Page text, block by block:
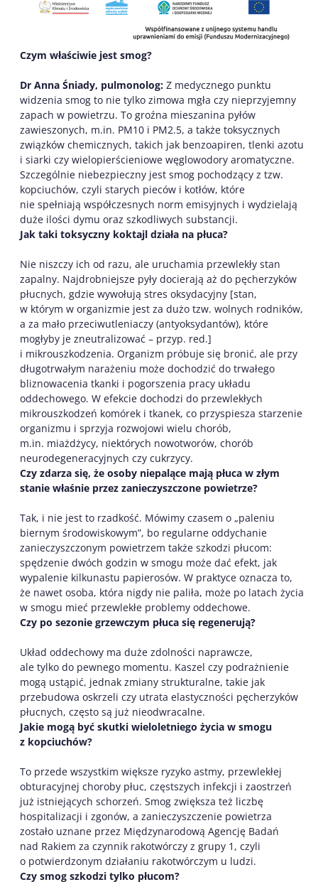
Czym właściwie jest smog?
Dr Anna Śniady, pulmonolog: Z medycznego punktu
widzenia smog to nie tylko zimowa mgła czy nieprzyjemny
zapach w powietrzu. To groźna mieszanina pyłów
zawieszonych, m.in. PM10 i PM2.5, a także toksycznych
związków chemicznych, takich jak benzoapiren, tlenki azotu
i siarki czy wielopierścieniowe węglowodory aromatyczne.
Szczególnie niebezpieczny jest smog pochodzący z tzw.
kopciuchów, czyli starych pieców i kotłów, które
nie spełniają współczesnych norm emisyjnych i wydzielają
duże ilości dymu oraz szkodliwych substancji.
Jak taki toksyczny koktajl działa na płuca?
Nie niszczy ich od razu, ale uruchamia przewlekły stan
zapalny. Najdrobniejsze pyły docierają aż do pęcherzyków
płucnych, gdzie wywołują stres oksydacyjny [stan,
w którym w organizmie jest za dużo tzw. wolnych rodników,
a za mało przeciwutleniaczy (antyoksydantów), które
mogłyby je zneutralizować – przyp. red.]
i mikrouszkodzenia. Organizm próbuje się bronić, ale przy
długotrwałym narażeniu może dochodzić do trwałego
bliznowacenia tkanki i pogorszenia pracy układu
oddechowego. W efekcie dochodzi do przewlekłych
mikrouszkodzeń komórek i tkanek, co przyspiesza starzenie
organizmu i sprzyja rozwojowi wielu chorób,
m.in. miażdżycy, niektórych nowotworów, chorób
neurodegeneracyjnych czy cukrzycy.
Czy zdarza się, że osoby niepalące mają płuca w złym
stanie właśnie przez zanieczyszczone powietrze?
Tak, i nie jest to rzadkość. Mówimy czasem o „paleniu
biernym środowiskowym”, bo regularne oddychanie
zanieczyszczonym powietrzem także szkodzi płucom:
spędzenie dwóch godzin w smogu może dać efekt, jak
wypalenie kilkunastu papierosów. W praktyce oznacza to,
że nawet osoba, która nigdy nie paliła, może po latach życia
w smogu mieć przewlekłe problemy oddechowe.
Czy po sezonie grzewczym płuca się regenerują?
Układ oddechowy ma duże zdolności naprawcze,
ale tylko do pewnego momentu. Kaszel czy podrażnienie
mogą ustąpić, jednak zmiany strukturalne, takie jak
przebudowa oskrzeli czy utrata elastyczności pęcherzyków
płucnych, często są już nieodwracalne.
Jakie mogą być skutki wieloletniego życia w smogu
z kopciuchów?
To przede wszystkim większe ryzyko astmy, przewlekłej
obturacyjnej choroby płuc, częstszych infekcji i zaostrzeń
już istniejących schorzeń. Smog zwiększa też liczbę
hospitalizacji i zgonów, a zanieczyszczenie powietrza
zostało uznane przez Międzynarodową Agencję Badań
nad Rakiem za czynnik rakotwórczy z grupy 1, czyli
o potwierdzonym działaniu rakotwórczym u ludzi.
Czy smog szkodzi tylko płucom?